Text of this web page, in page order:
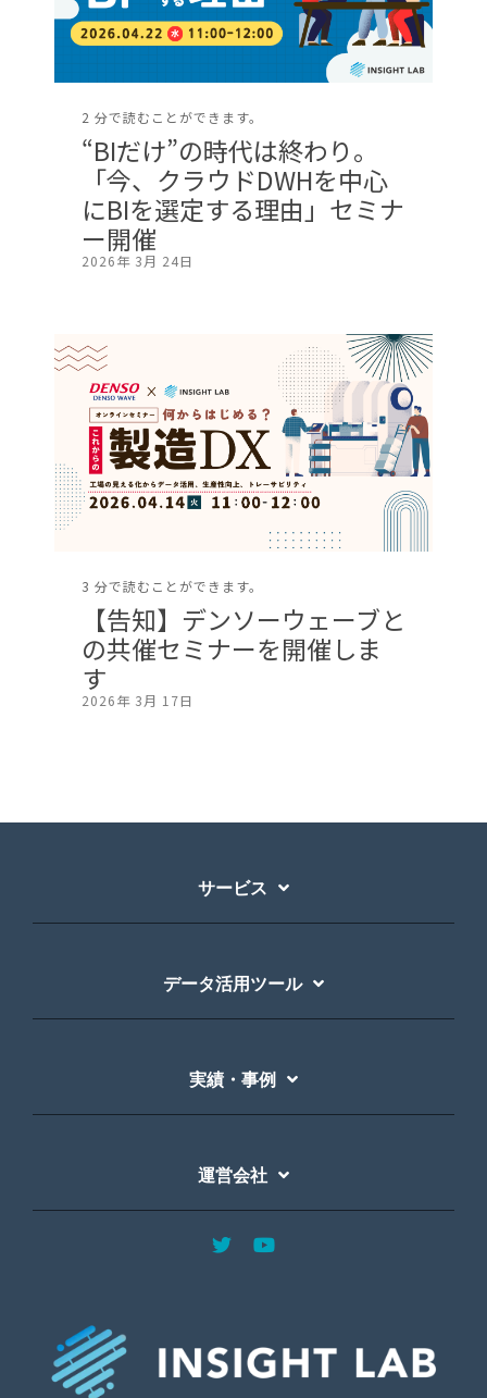
2 分で読むことができます。
“BIだけ”の時代は終わり。
「今、クラウドDWHを中心
にBIを選定する理由」セミナ
ー開催
2026年 3月 24日
3 分で読むことができます。
【告知】デンソーウェーブと
の共催セミナーを開催しま
す
2026年 3月 17日
サービス
データ活用ツール
実績・事例
運営会社